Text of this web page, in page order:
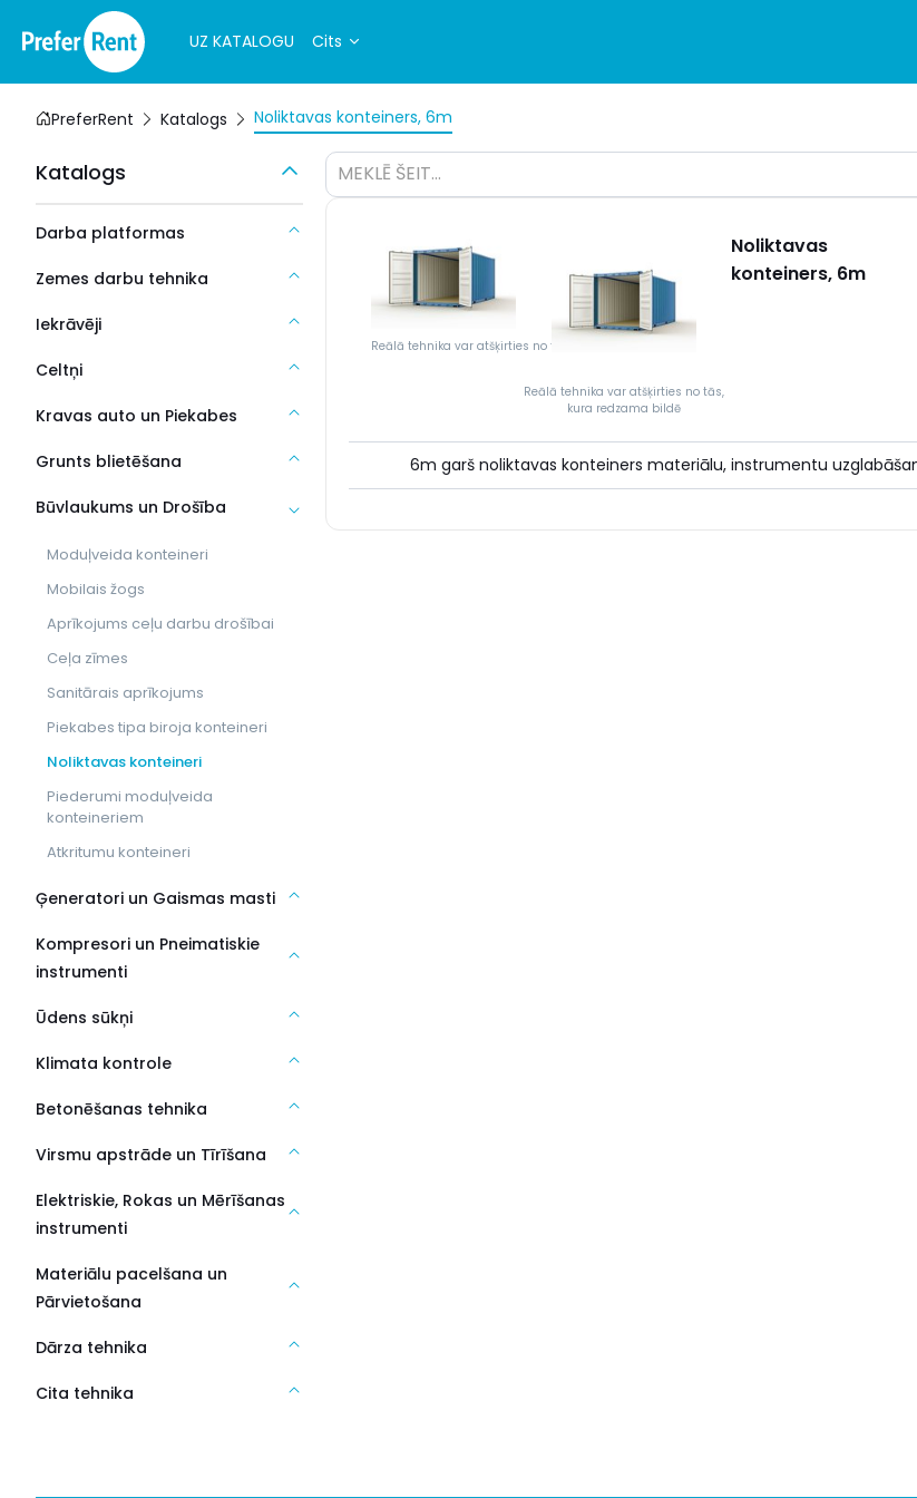
UZ KATALOGU Cits
PreferRent Katalogs Noliktavas konteiners, 6m
Katalogs
Darba platformas
Zemes darbu tehnika
Iekrāvēji
Celtņi
Kravas auto un Piekabes
Grunts blietēšana
Būvlaukums un Drošība
Moduļveida konteineri
Mobilais žogs
Aprīkojums ceļu darbu drošībai
Ceļa zīmes
Sanitārais aprīkojums
Piekabes tipa biroja konteineri
Noliktavas konteineri
Piederumi moduļveida
konteineriem
Atkritumu konteineri
Ģeneratori un Gaismas masti
Kompresori un Pneimatiskie
instrumenti
Ūdens sūkņi
Klimata kontrole
Betonēšanas tehnika
Virsmu apstrāde un Tīrīšana
Elektriskie, Rokas un Mērīšanas
instrumenti
Materiālu pacelšana un
Pārvietošana
Dārza tehnika
Cita tehnika
MEKLĒ ŠEIT...
Reālā tehnika var atšķirties no tās, kura redzama bildē
Reālā tehnika var atšķirties no tās,
kura redzama bildē
Noliktavas
konteiners, 6m
6m garš noliktavas konteiners materiālu, instrumentu